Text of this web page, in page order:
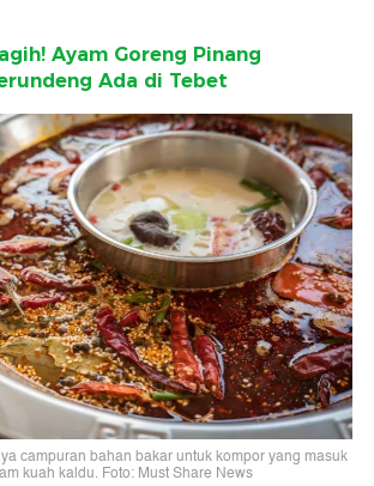
Ayam Goreng Pinang
Ada di Tebet
campuran bahan bakar untuk kompor yang masuk
kuah kaldu. Foto: Must Share News